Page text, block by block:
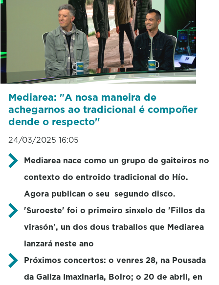
Mediarea: "A nosa maneira de
achegarnos ao tradicional é compoñer
dende o respecto"
24/03/2025 16:05
Mediarea nace como un grupo de gaiteiros no
contexto do entroido tradicional do Hío.
Agora publican o seu segundo disco.
'Suroeste' foi o primeiro sinxelo de 'Fillos da
virasón', un dos dous traballos que Mediarea
lanzará neste ano
Próximos concertos: o venres 28, na Pousada
da Galiza Imaxinaria, Boiro; o 20 de abril, en